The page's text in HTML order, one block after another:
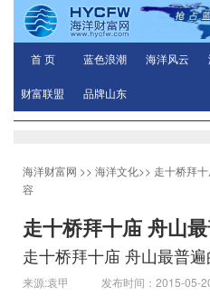
首 页 蓝色浪潮 海洋风云
财富联盟 品牌山东
海洋财富网 >> 海洋文化>> 走十桥拜
容
走十桥拜十庙 舟山
走十桥拜十庙 舟山最普
来源:袁甲 发布时间：2015-05-